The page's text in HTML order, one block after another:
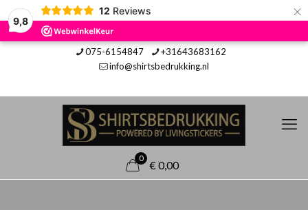
9,8
12 Reviews ×
075-6154847
+31643683162
info@shirtsbedrukking.nl
0
€ 0,00